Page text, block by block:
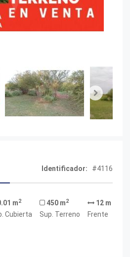
Next
Identificador: #4116
m2
Cubierta
450 m2
Sup. Terreno
12 m
Frente